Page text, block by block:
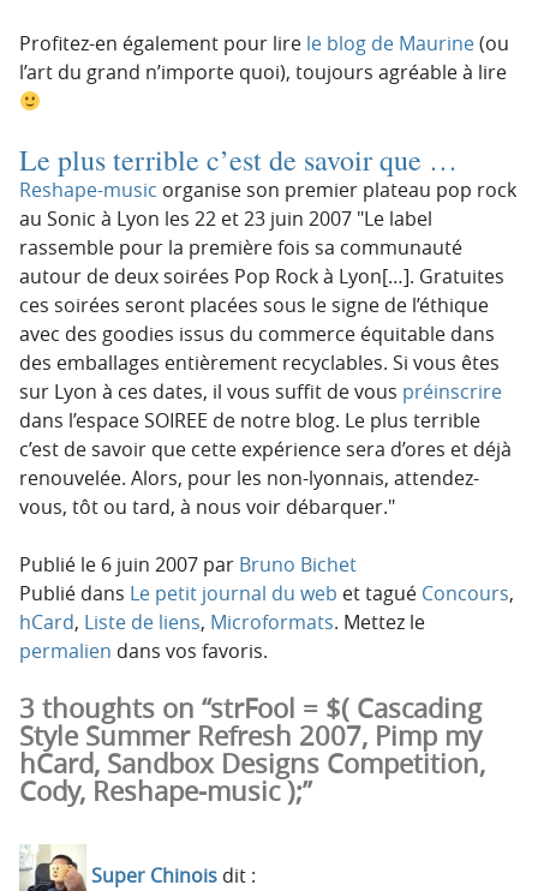
Profitez-en également pour lire le blog de Maurine(ou
l’art du grand n’importe quoi), toujours agréable à lire
Le plus terrible c’est de savoir que …
Reshape-music organise son premier plateau pop rock
au Sonic à Lyon les 22 et 23 juin 2007 Le label
rassemble pour la première fois sa communauté
autour de deux soirées Pop Rock à Lyon[…]. Gratuites
ces soirées seront placées sous le signe de l’éthique
avec des goodies issus du commerce équitable dans
des emballages entièrement recyclables. Si vous êtes
sur Lyon à ces dates, il vous suffit de vous préinscrire
dans l’espace SOIREE de notre blog. Le plus terrible
c’est de savoir que cette expérience sera d’ores et déjà
renouvelée. Alors, pour les non-lyonnais, attendez-
vous, tôt ou tard, à nous voir débarquer.
Publié le 6 juin 2007 par Bruno Bichet
Publié dans Le petit journal du web et tagué Concours,
hCard, Liste de liens, Microformats. Mettez le
permalien dans vos favoris.
3 thoughts on “strFool = $( Cascading
Style Summer Refresh 2007, Pimp my
hCard, Sandbox Designs Competition,
Cody, Reshape-music );”
Super Chinois dit :